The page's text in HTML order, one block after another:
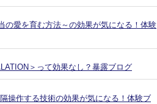
の愛を育む方法～の効果が気になる！体験
＞って効果なし？暴露ブログ
操作する技術の効果が気になる！体験ブ